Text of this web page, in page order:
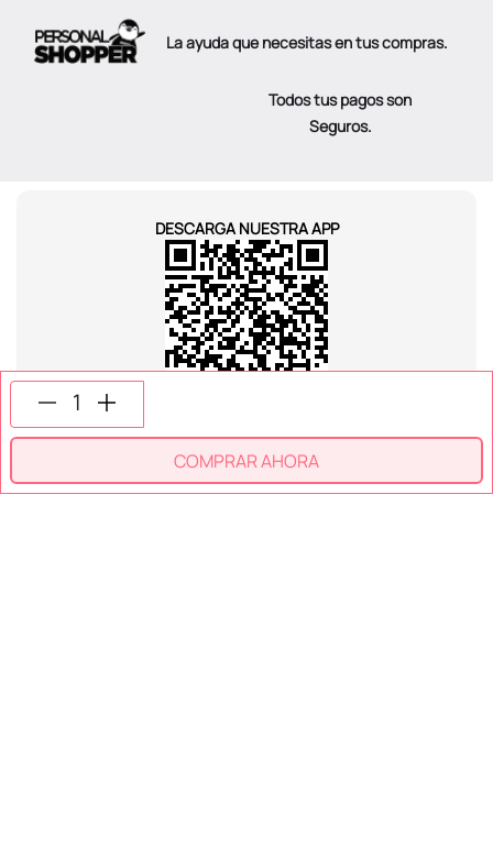
COMPRAR AHORA
La ayuda que necesitas en tus compras.
Todos tus pagos son
Seguros.
DESCARGA NUESTRA APP